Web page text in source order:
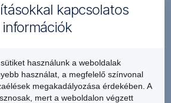
valamint az általuk
szabályairól szóló 2007. évi
§ (1) bekezdés d) és g) pontjában
foglalt előírásoknak
hogy az EBH Közgyűlése
alábbi tartalmú írásbeli
kapcsolatos
információk
használunk a weboldalak
használat, a megfelelő színvonal
megakadályozása érdekében. A
mert a weboldalon végzett